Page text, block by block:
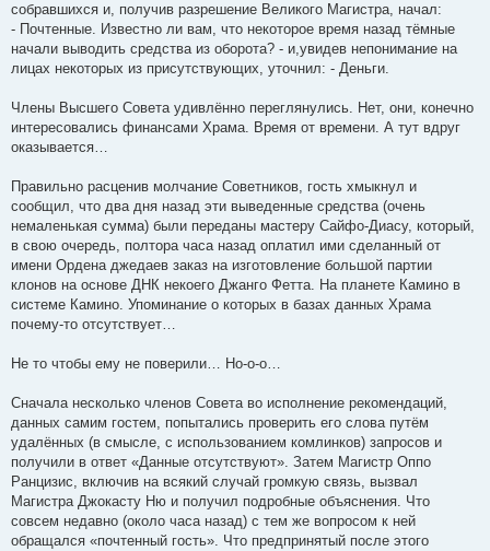
собравшихся и, получив разрешение Великого Магистра, начал:
- Почтенные. Известно ли вам, что некоторое время назад тёмные
начали выводить средства из оборота? - и,увидев непонимание на
лицах некоторых из присутствующих, уточнил: - Деньги.
Члены Высшего Совета удивлённо переглянулись. Нет, они, конечно
интересовались финансами Храма. Время от времени. А тут вдруг
оказывается…
Правильно расценив молчание Советников, гость хмыкнул и
сообщил, что два дня назад эти выведенные средства (очень
немаленькая сумма) были переданы мастеру Сайфо-Диасу, который,
в свою очередь, полтора часа назад оплатил ими сделанный от
имени Ордена джедаев заказ на изготовление большой партии
клонов на основе ДНК некоего Джанго Фетта. На планете Камино в
системе Камино. Упоминание о которых в базах данных Храма
почему-то отсутствует…
Не то чтобы ему не поверили… Но-о-о…
Сначала несколько членов Совета во исполнение рекомендаций,
данных самим гостем, попытались проверить его слова путём
удалённых (в смысле, с использованием комлинков) запросов и
получили в ответ «Данные отсутствуют». Затем Магистр Оппо
Ранцизис, включив на всякий случай громкую связь, вызвал
Магистра Джокасту Ню и получил подробные объяснения. Что
совсем недавно (около часа назад) с тем же вопросом к ней
обращался «почтенный гость». Что предпринятый после этого